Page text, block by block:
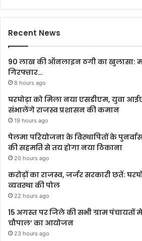
Recent News
90 लाख की ऑनलाइन ठगी का खुलासा:
गिरफ्तार…
8 hours ago
घरघोड़ा को मिला नया एसडीएम, युवा
संभालेंगे राजस्व प्रशासन की कमान
19 hours ago
पेलमा परियोजना के विस्थापितों के
की सहमति से तय होगा नया ठिकाना
20 hours ago
करोड़ों का राजस्व, जर्जर सरकारी छतें:
व्यवस्था की पोल
22 hours ago
15 अगस्त पर जिले की सभी ग्राम पंचायतों
चौपाल’ का आयोजन
23 hours ago